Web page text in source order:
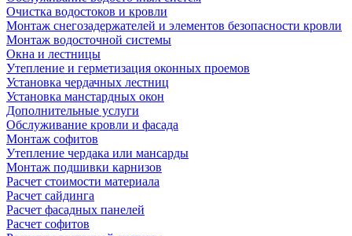
Очистка водостоков и кровли
Монтаж снегозадержателей и элементов безопасности кровли
Монтаж водосточной системы
Окна и лестницы
Утепление и герметизация оконных проемов
Установка чердачных лестниц
Установка манстардных окон
Дополнительные услуги
Обслуживание кровли и фасада
Монтаж софитов
Утепление чердака или мансарды
Монтаж подшивки карнизов
Расчет стоимости материала
Расчет сайдинга
Расчет фасадных панелей
Расчет софитов